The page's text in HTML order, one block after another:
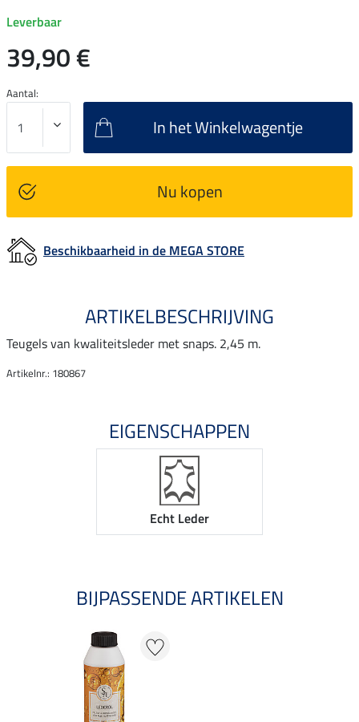
Leverbaar
39,90 €
Aantal:
In het Winkelwagentje
Nu kopen
Beschikbaarheid in de MEGA STORE
ARTIKELBESCHRIJVING
Teugels van kwaliteitsleder met snaps. 2,45 m.
Artikelnr.: 180867
EIGENSCHAPPEN
Echt Leder
BIJPASSENDE ARTIKELEN